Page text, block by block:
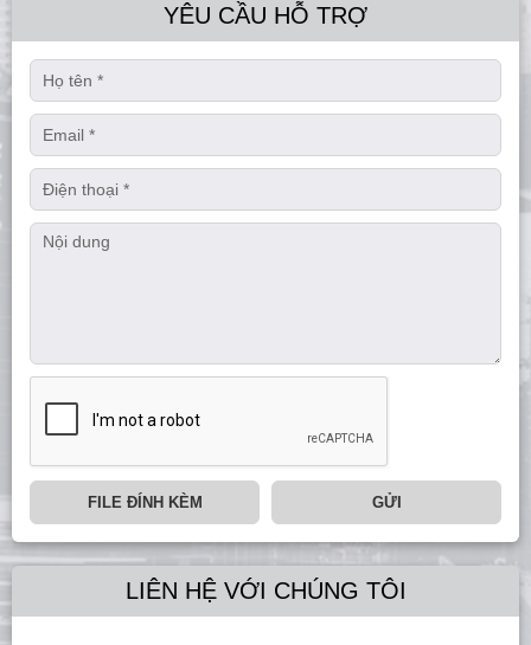
YÊU CẦU HỖ TRỢ
FILE ĐÍNH KÈM GỬI
LIÊN HỆ VỚI CHÚNG TÔI